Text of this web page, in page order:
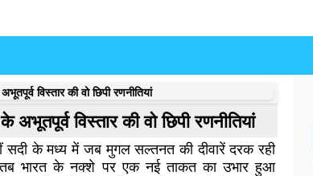
विस्तार की वो छिपी रणनीतियां
विस्तार की वो छिपी रणनीतियां
सदी के मध्य में जब मुगल सल्तनत की दीवारें दरक रही
भारत के नक्शे पर एक नई ताकत का उभार हुआ